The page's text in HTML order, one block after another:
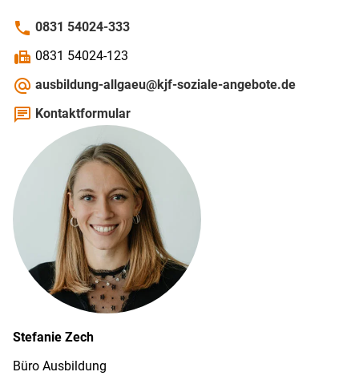
phone 0831 54024-333
fax 0831 54024-123
alternate_email ausbildung-allgaeu@kjf-soziale-angebote.de
chat Kontaktformular
Stefanie Zech
Büro Ausbildung